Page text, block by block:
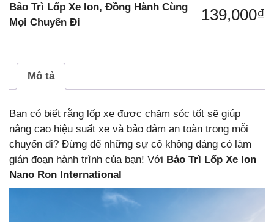
Bảo Trì Lốp Xe Ion, Đồng Hành Cùng
Mọi Chuyến Đi
139,000₫
Mô tả
Bạn có biết rằng lốp xe được chăm sóc tốt sẽ giúp
nâng cao hiệu suất xe và bảo đảm an toàn trong mỗi
chuyến đi? Đừng để những sự cố không đáng có làm
gián đoạn hành trình của bạn! Với Bảo Trì Lốp Xe Ion
Nano Ron International